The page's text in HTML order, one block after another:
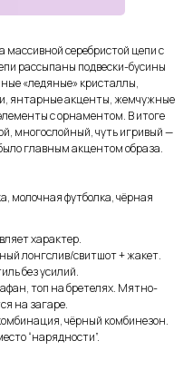
массивной серебристой цепи с
рассыпаны подвески-бусины
«ледяные» кристаллы,
янтарные акценты, жемчужные
с орнаментом. В итоге
многослойный, чуть игривый —
главным акцентом образа.
молочная футболка, чёрная
характер.
лонгслив/свитшот + жакет.
без усилий.
топ на бретелях. Мятно-
на загаре.
чёрный комбинезон.
“нарядности”.